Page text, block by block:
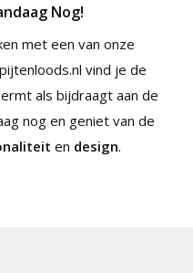
Nog!
met een van onze
vind je de
als bijdraagt aan de
nog en geniet van de
en design.